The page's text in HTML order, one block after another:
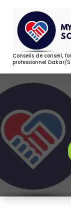
contenu
Conseils de conseil,
professionnel Dakar/